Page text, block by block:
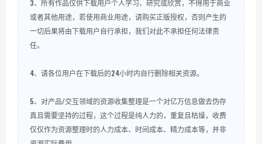
3、所有作品仅供下载用户个人学习、研究或欣赏，不得用于商业
或者其他用途，若使用商业用途，请购买正版授权，否则产生的
一切后果将由下载用户自行承担，我们对此不承担任何法律责
任。
4、请各位用户在下载后的24小时内自行删除相关资源。
5、对产品/交互领域的资源收集整理是一个对亿万信息做去伪存
真且需要坚持的过程，这个过程是纯人力的，重复且枯燥，收费
仅仅作为资源整理时的人力成本、时间成本、精力成本等，并非